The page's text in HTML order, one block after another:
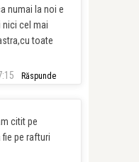
numai la noi e
cel mai
toate
Răspunde
citit pe
pe rafturi